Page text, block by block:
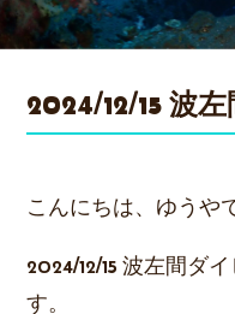
2024/12/15 波
こんにちは、ゆうや
2024/12/15 波左間ダ
す。